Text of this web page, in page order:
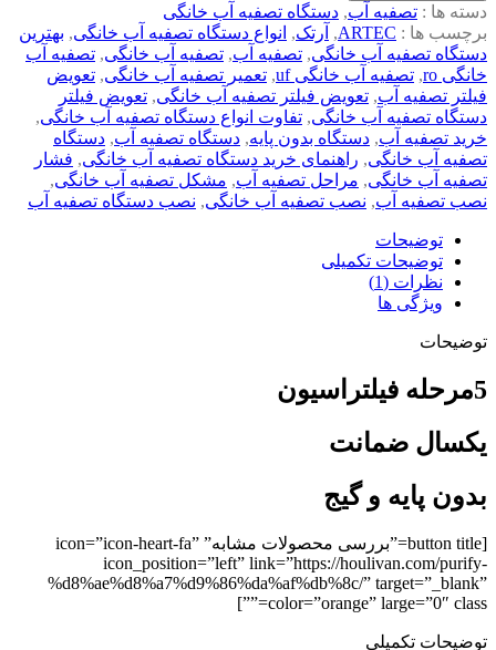
دسته ها : تصفیه آب, دستگاه تصفیه آب خانگی
برچسب ها : ARTEC
, آرتک, انواع دستگاه تصفیه آب خانگی, بهترین
دستگاه تصفیه آب خانگی, تصفیه آب, تصفیه آب خانگی, تصفیه آب
خانگی ro
, تصفیه آب خانگی uf , تعمیر تصفیه آب خانگی, تعویض
فیلتر تصفیه آب, تعویض فیلتر تصفیه آب خانگی, تعویض فیلتر
دستگاه تصفیه آب خانگی, تفاوت انواع دستگاه تصفیه آب خانگی,
خرید تصفیه آب, دستگاه بدون پایه, دستگاه تصفیه آب, دستگاه
تصفیه آب خانگی, راهنمای خرید دستگاه تصفیه آب خانگی, فشار
تصفیه آب خانگی, مراحل تصفیه آب, مشکل تصفیه آب خانگی,
نصب تصفیه آب, نصب تصفیه آب خانگی, نصب دستگاه تصفیه آب
توضیحات
توضیحات تکمیلی
نظرات (1)
ویژگی ها
توضیحات
5مرحله فیلتراسیون
یکسال ضمانت
بدون پایه و گیج
[button title=”بررسی محصولات مشابه” icon=”icon-heart-fa”
icon_position=”left” link=”https://houlivan.com/purify-
%d8%ae%d8%a7%d9%86%da%af%db%8c/” target=”_blank”
color=”orange” large=”0″ class=””]
توضیحات تکمیلی